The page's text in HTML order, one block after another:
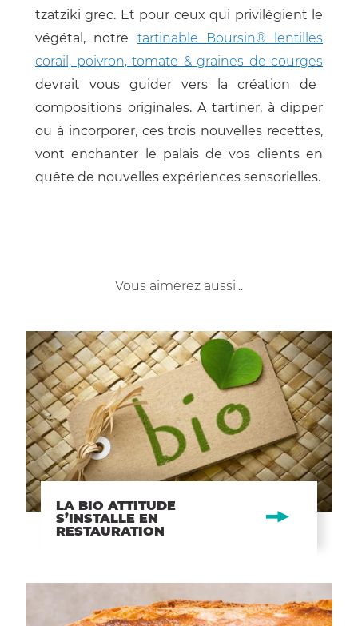
tzatziki grec. Et pour ceux qui privilégient le
végétal, notre tartinable Boursin® lentilles
corail, poivron, tomate & graines de courges
devrait vous guider vers la création de
compositions originales. A tartiner, à dipper
ou à incorporer, ces trois nouvelles recettes,
vont enchanter le palais de vos clients en
quête de nouvelles expériences sensorielles.
Vous aimerez aussi...
LA BIO ATTITUDE
S’INSTALLE EN
RESTAURATION